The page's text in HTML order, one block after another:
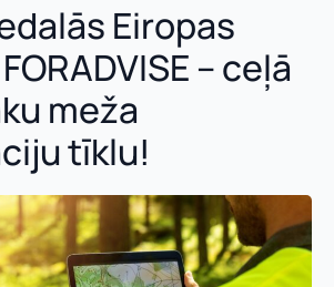
Eiropas
– ceļā
meža
tīklu!